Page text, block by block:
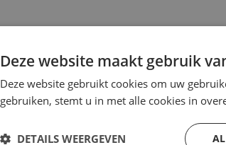
Deze website maakt gebruik
Deze website gebruikt cookies om uw
gebruiken, stemt u in met alle cookies in
DETAILS WEERGEVEN